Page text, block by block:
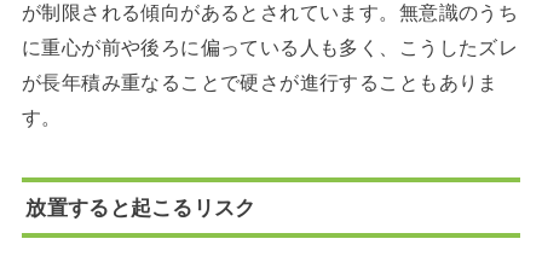
が制限される傾向があるとされています。無意識のうち
に重心が前や後ろに偏っている人も多く、こうしたズレ
が長年積み重なることで硬さが進行することもありま
す。
放置すると起こるリスク